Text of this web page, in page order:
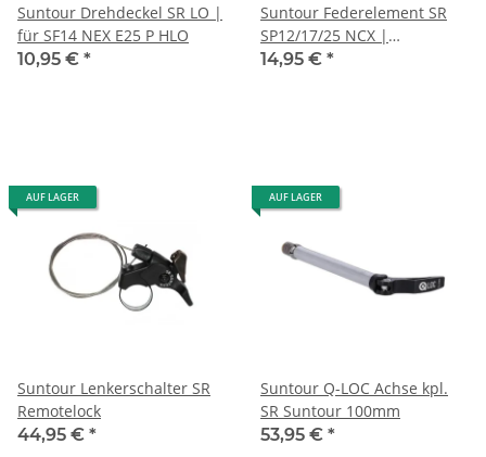
Suntour Drehdeckel SR LO |
für SF14 NEX E25 P HLO
10,95 € *
Suntour Federelement SR
SP12/17/25 NCX |
Federhärte "hart" (100-
14,95 € *
AUF LAGER
Suntour Lenkerschalter SR
Remotelock
44,95 € *
AUF LAGER
Suntour Q-LOC Achse kpl.
SR Suntour 100mm
53,95 € *